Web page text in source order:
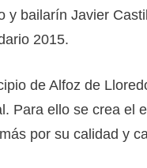
y bailarín Javier
2015.
de Alfoz de
Para ello se crea el
por su calidad y